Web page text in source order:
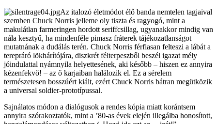
Az italozó életmódot élő banda nemtelen tagjaival
szemben Chuck Norris jelleme oly tiszta és ragyogó, mint a
makulátlan farmeringen hordott seriffcsillag, ugyanakkor mindig van
nála kesztyű, ha mindenféle pimasz fráterek tájékozatlanságot
mutatnának a dudálás terén. Chuck Norris férfiasan felteszi a lábát a
terepráró lökhárítójára, diszkrét félterpeszből beszél igazat mély
jóindulattal nyámnyila helyettesének, aki később – hiszen ez annyira
kézenfekvő! – az ő karjaiban halálozik el. Ez a sérelem
természetesen bosszúért kiált, ezért Chuck Norris bátran megütközik
a universal soldier-prototípussal.
Sajnálatos módon a dialógusok a rendes kópia miatt korántsem
annyira szórakoztatók, mint a ’80-as évek elején illegálba honosított,